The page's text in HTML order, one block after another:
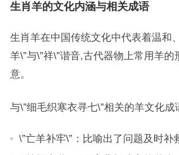
生肖羊的文化内涵与相关成语
生肖羊在中国传统文化中代表着温和
羊\”与\”祥\”谐音,古代器物上常用羊的
意。
与\”细毛织寒衣寻七\”相关的羊文化成
\”亡羊补牢\”：比喻出了问题及时补